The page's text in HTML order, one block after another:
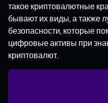
такое криптовалютные
бывают их виды, а также
безопасности, которые
цифровые активы при
криптовалют.